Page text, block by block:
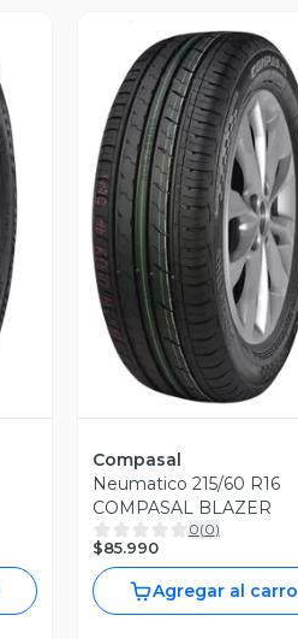
Vista Previa
Compasal
Neumatico 215/60 R16
COMPASAL BLAZER
0(0)
$85.990
Agregar al carro